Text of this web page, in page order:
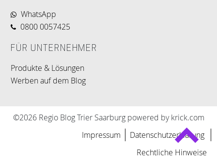
WhatsApp
0800 0057425
FÜR UNTERNEHMER
Produkte & Lösungen
Werben auf dem Blog
©2026 Regio Blog Trier Saarburg powered by krick.com
Impressum
Datenschutzerklärung
Rechtliche Hinweise